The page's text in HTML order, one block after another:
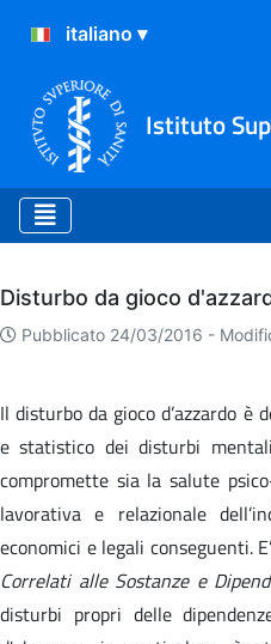
Istituto
Archivio
Disturbo da gioco
Pubblicato 24/03/2016 -
Il disturbo da gioco d’azzardo è
e statistico dei disturbi
compromette sia la salute
lavorativa e relazionale
economici e legali conseguenti.
Correlati alle Sostanze e
disturbi propri delle